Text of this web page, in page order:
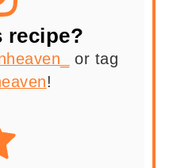
recipe?
or tag
!